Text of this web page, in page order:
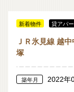
新着物件 貸アパ
ＪＲ氷見線 越
塚
築年月 2022年